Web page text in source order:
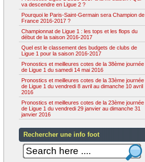
va descendre en Ligue 2 ?
Pourquoi le Paris-Saint-Germain sera Champion de
France 2016-2017 ?
Championnat de Ligue 1 : les tops et les flops du
début de la saison 2016-2017
Quel est le classement des budgets de clubs de
Ligue 1 pour la saison 2016-2017
Pronostics et meilleures cotes de la 38ème journée
de Ligue 1 du samedi 14 mai 2016
Pronostics et meilleures cotes de la 33ème journée
de Ligue 1 du vendredi 8 avril au dimanche 10 avril
2016
Pronostics et meilleures cotes de la 23ème journée
de Ligue 1 du vendredi 29 janvier au dimanche 31
janvier 2016
Rechercher une info foot